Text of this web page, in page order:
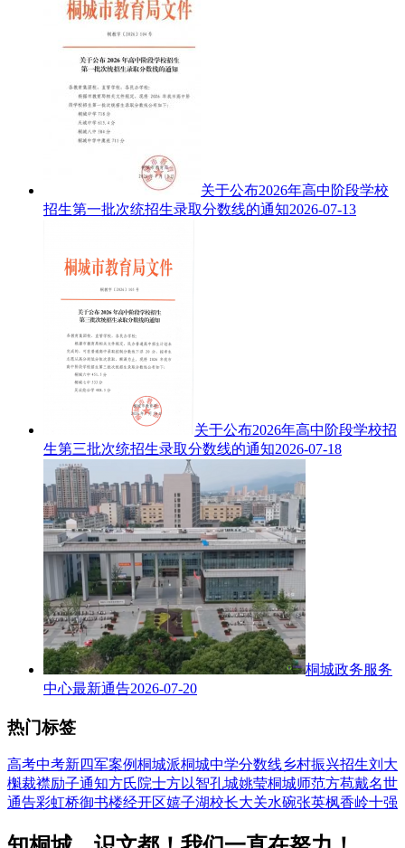
关于公布2026年高中阶段学校
招生第一批次统招生录取分数线的通知2026-07-13
关于公布2026年高中阶段学校招
生第三批次统招生录取分数线的通知2026-07-18
桐城政务服务
中心最新通告2026-07-20
热门标签
高考中考新四军案例桐城派桐城中学分数线乡村振兴招生刘大
櫆裁襟励子通知方氏院士方以智孔城姚莹桐城师范方苞戴名世
通告彩虹桥御书楼经开区嬉子湖校长大关水碗张英枫香岭十强